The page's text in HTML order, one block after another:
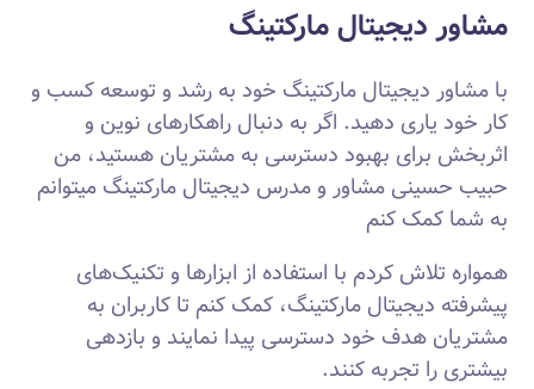
مشاور دیجیتال مارکتینگ
با مشاور دیجیتال مارکتینگ خود به رشد و توسعه کسب و
کار خود یاری دهید. اگر به دنبال راهکارهای نوین و
اثربخش برای بهبود دسترسی به مشتریان هستید، من
حبیب حسینی مشاور و مدرس دیجیتال مارکتینگ میتوانم
به شما کمک کنم
همواره تلاش کردم با استفاده از ابزارها و تکنیک‌های
پیشرفته دیجیتال مارکتینگ، کمک کنم تا کاربران به
مشتریان هدف خود دسترسی پیدا نمایند و بازدهی
بیشتری را تجربه کنند.